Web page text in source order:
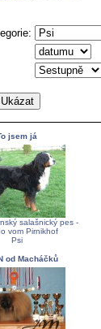
jsem já
salašnický pes -
vom Pirnikhof
Psi
od Macháčků